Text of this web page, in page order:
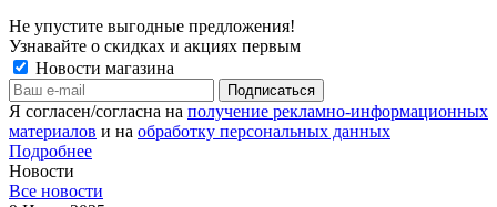
Не упустите выгодные предложения!
Узнавайте о скидках и акциях первым
Новости магазина
Я согласен/согласна на получение рекламно-информационных
материалов и на обработку персональных данных
Подробнее
Новости
Все новости